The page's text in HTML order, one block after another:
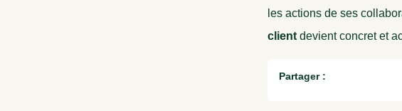
les actions de ses
client devient concret et
Partager :